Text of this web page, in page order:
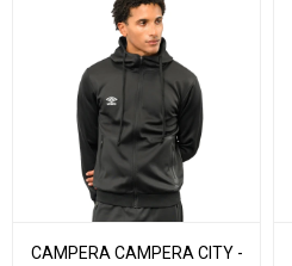
CAMPERA CAMPERA CITY -